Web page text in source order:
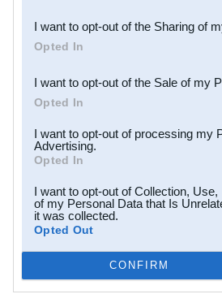
Downstream Participants
third parties.
I want to opt-out of the Sharing of
Opted In
I want to opt-out of the Sale of my
Opted In
I want to opt-out of processing my
Advertising.
Opted In
I want to opt-out of Collection,
of my Personal Data that Is
it was collected.
Opted Out
CONFIRM